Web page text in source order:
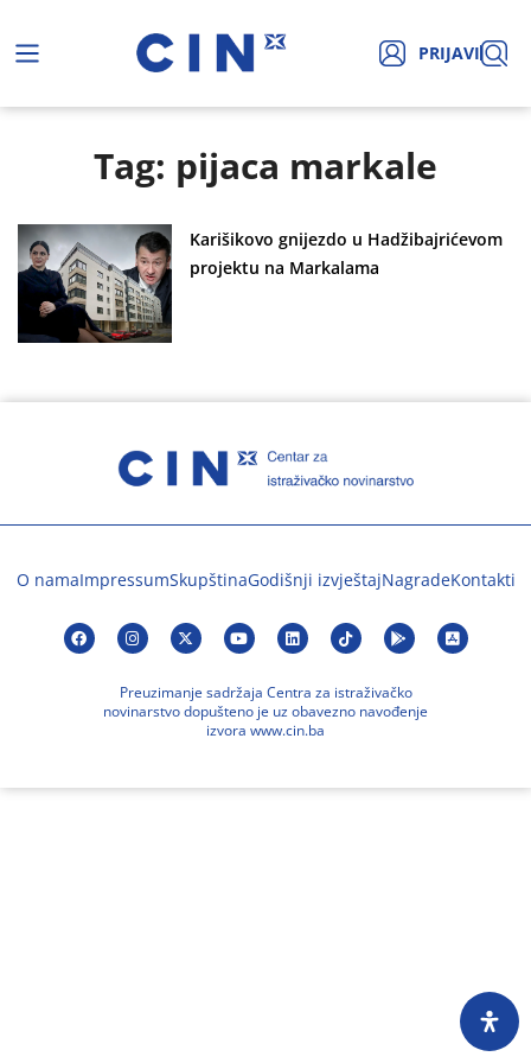
PRIJAVI
Tag: pijaca markale
Karišikovo gnijezdo u Hadžibajrićevom
projektu na Markalama
O namaImpressumSkupštinaGodišnji izvještajNagradeKontakti
Preuzimanje sadržaja Centra za istraživačko
novinarstvo dopušteno je uz obavezno navođenje
izvora www.cin.ba